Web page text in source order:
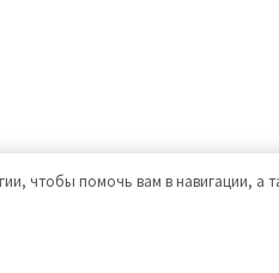
чтобы помочь вам в навигации, а